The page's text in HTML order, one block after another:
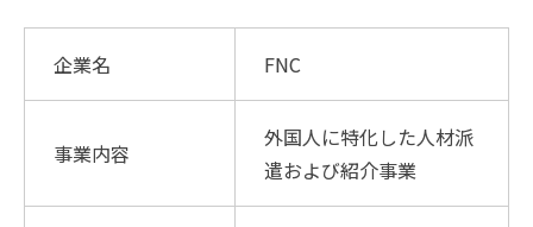
企業名 FNC
事業内容
外国人に特化した人材派
遣および紹介事業